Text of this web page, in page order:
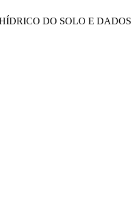
DO SOLO E DADOS